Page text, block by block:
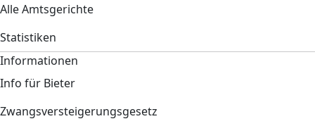
Alle Amtsgerichte
Statistiken
Informationen
Info für Bieter
Zwangsversteigerungsgesetz